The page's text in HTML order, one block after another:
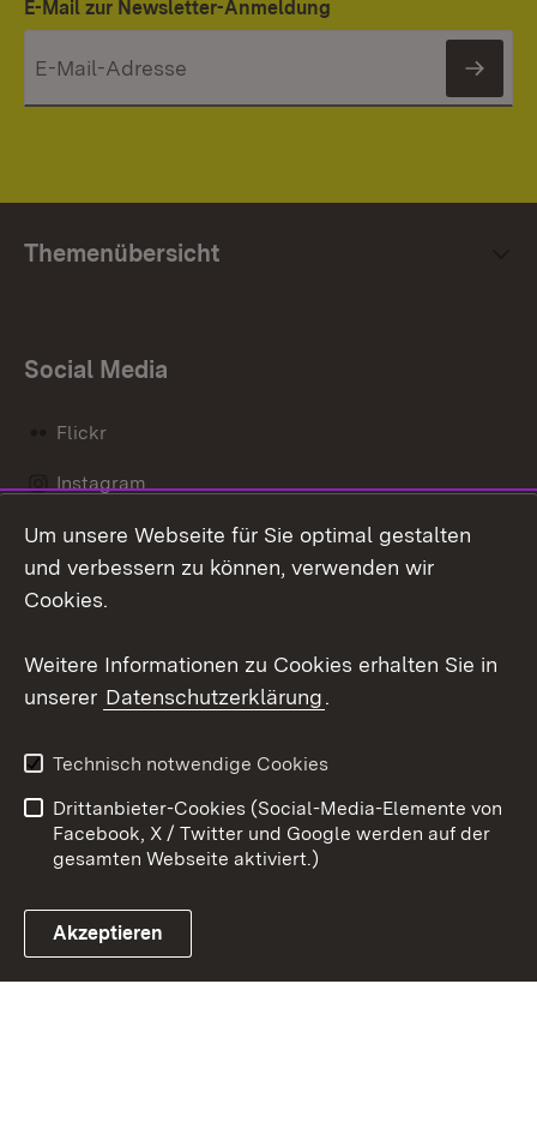
E-Mail zur Newsletter-Anmeldung
Themenübersicht
Social Media
Flickr
Instagram
Social Wall
Link zum Landesportal
Barrierefreiheit
Benutzungshinweise
Impressum
Cookies
Um unsere Webseite für Sie optimal gestalten
und verbessern zu können, verwenden wir
Cookies.
Weitere Informationen zu Cookies erhalten Sie in
unserer Datenschutzerklärung.
Technisch notwendige Cookies
Drittanbieter-Cookies (Social-Media-Elemente von
Facebook, X / Twitter und Google werden auf der
gesamten Webseite aktiviert.)
Akzeptieren